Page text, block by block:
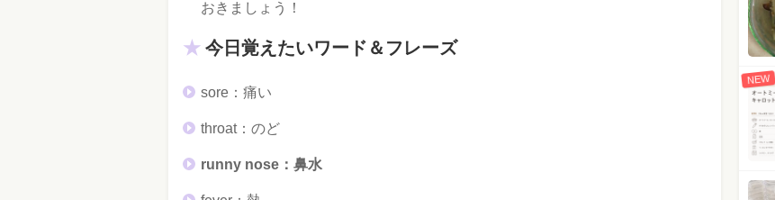
おきましょう！
今日覚えたいワード＆フレーズ
sore：痛い
throat：のど
runny nose：鼻水
NEW